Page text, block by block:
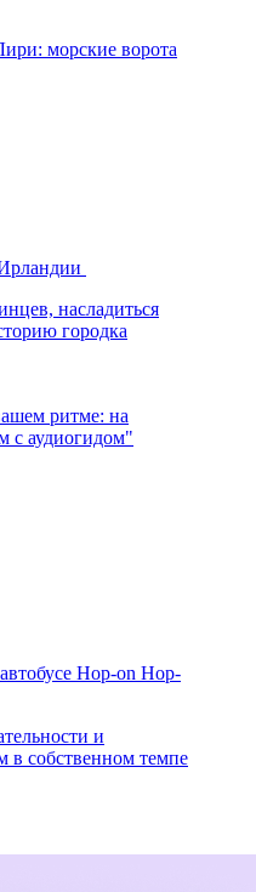
насладиться
городка
Hop-on Hop-
и
в собственном темпе